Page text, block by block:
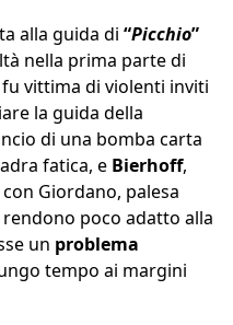
alla guida di “Picchio”
nella prima parte di
vittima di violenti inviti
la guida della
di una bomba carta
fatica, e Bierhoff,
Giordano, palesa
rendono poco adatto alla
un problema
tempo ai margini